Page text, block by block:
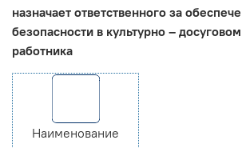
назначает ответственного за
безопасности в культурно –
работника
Наименование